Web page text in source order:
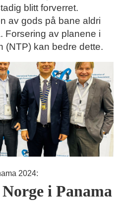
blitt forverret.
av gods på bane aldri
Forsering av planene i
(NTP) kan bedre dette.
2024:
i Panama